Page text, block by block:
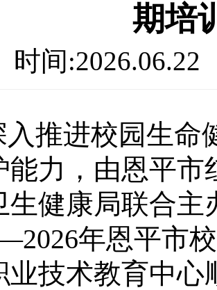
期培
时间
入推进校园生命
能力，由恩平
生健康局联合主
年恩平市
业技术教育中心